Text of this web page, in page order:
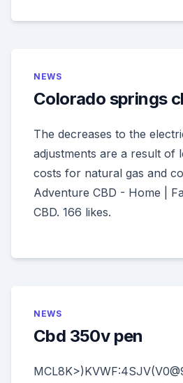
NEWS
Colorado springs
The decreases to the
adjustments are a result of
costs for natural gas and
Adventure CBD - Home |
CBD. 166 likes.
NEWS
Cbd 350v pen